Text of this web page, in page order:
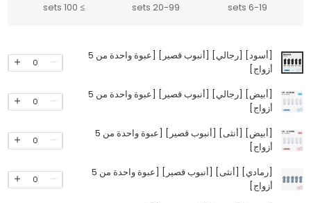
6-19 sets
20-99 sets
≥ 100 sets
[أسود] [رجالي] [أنبوب قصير] [عبوة واحدة من 5
أزواج]
0
[أبيض] [رجالي] [أنبوب قصير] [عبوة واحدة من 5
أزواج]
0
[أبيض] [أنثى] [أنبوب قصير] [عبوة واحدة من 5
أزواج]
0
[رمادي] [أنثى] [أنبوب قصير] [عبوة واحدة من 5
أزواج]
0